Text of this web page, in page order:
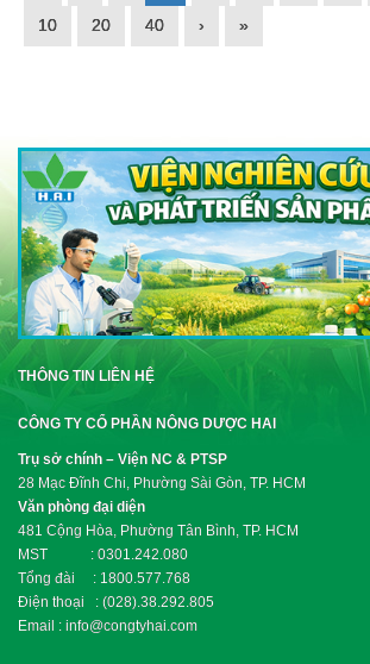
10 20 40 › »
THÔNG TIN LIÊN HỆ
CÔNG TY CỔ PHẦN NÔNG DƯỢC HAI
Trụ sở chính – Viện NC & PTSP
28 Mạc Đĩnh Chi, Phường Sài Gòn, TP. HCM
Văn phòng đại diện
481 Cộng Hòa, Phường Tân Bình, TP. HCM
MST : 0301.242.080
Tổng đài : 1800.577.768
Điện thoại : (028).38.292.805
Email : info@congtyhai.com